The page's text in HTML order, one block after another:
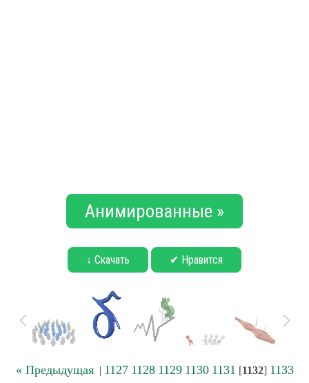
Анимированные »
↓ Скачать ✔ Нравится
« Предыдущая| 1127 1128 1129 1130 1131 [1132] 1133